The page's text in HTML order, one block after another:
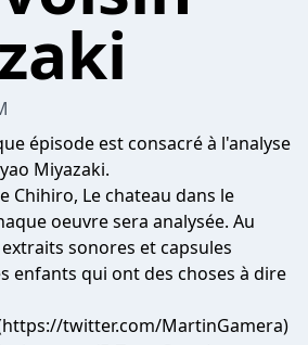
épisode est consacré à l'analyse
Miyazaki.
Chihiro, Le chateau dans le
oeuvre sera analysée. Au
sonores et capsules
enfants qui ont des choses à dire
twitter.com/MartinGamera)